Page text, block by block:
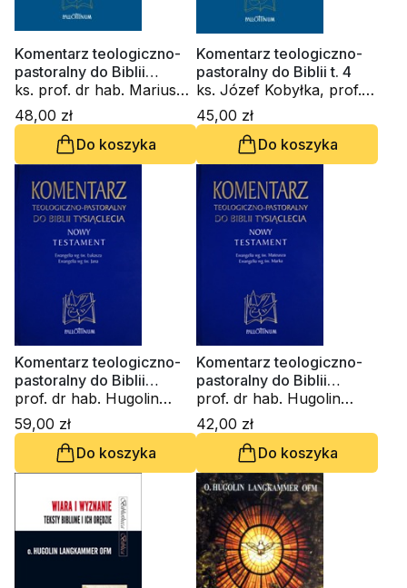
Komentarz teologiczno-
pastoralny do Biblii
Tysiąclecia t. 5
ks. prof. dr hab. Mariusz
Rosik, ks. Mirosław
Stanisław Wróbel, prof. dr
hab. Hugolin
Langkammer
48,00 zł
Do koszyka
Komentarz teologiczno-
pastoralny do Biblii t. 4
ks. Józef Kobyłka, prof.
dr hab. Hugolin
Langkammer, ks.
Mieczysław Mikołajczak
45,00 zł
Do koszyka
Komentarz teologiczno-
pastoralny do Biblii
Tysiąclecia t. 1,2
prof. dr hab. Hugolin
Langkammer
59,00 zł
Do koszyka
Komentarz teologiczno-
pastoralny do Biblii
Tysiąclecia t. 1,1
prof. dr hab. Hugolin
Langkammer
42,00 zł
Do koszyka